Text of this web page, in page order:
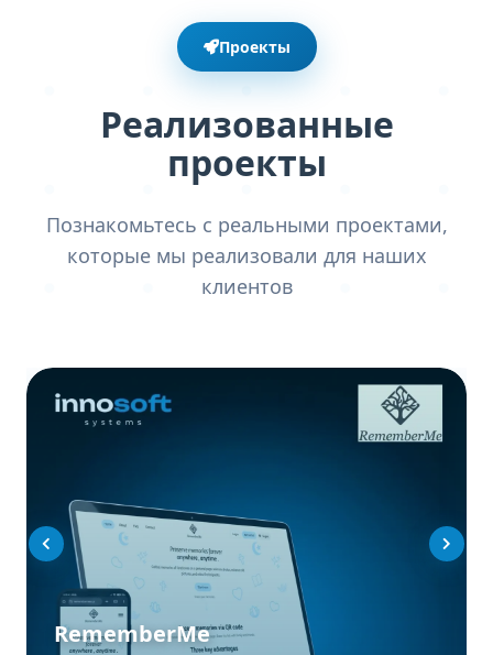
Проекты
Реализованные
проекты
Познакомьтесь с реальными проектами,
которые мы реализовали для наших
клиентов
RememberMe